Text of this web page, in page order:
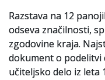
Virtualni.ZAC
Publikacije
Razstava na 12
odseva značilnosti,
zgodovine kraja.
dokument o podelitvi
učiteljsko delo iz leta